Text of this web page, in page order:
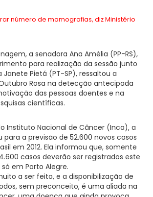
número de mamografias, diz Ministério
a senadora Ana Amélia (PP-RS),
para realização da sessão junto
Pietá (PT-SP), ressaltou a
Rosa na detecção antecipada
das pessoas doentes e na
científicas.
Instituto Nacional de Câncer (Inca), a
para a previsão de 52.600 novos casos
em 2012. Ela informou que, somente
casos deverão ser registrados este
em Porto Alegre.
a ser feito, e a disponibilização de
sem preconceito, é uma aliada na